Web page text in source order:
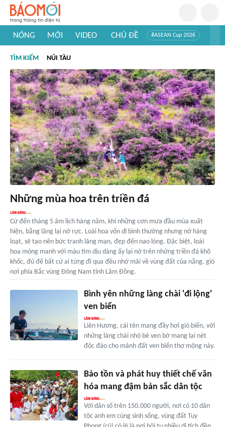
NÓNG MỚI VIDEO CHỦ ĐỀ #ASEAN Cup 2026
#Khám phá thế giới
TÌM KIẾM NÚI TÀU
Những mùa hoa trên triền đá
Cứ đến tháng 5 âm lịch hàng năm, khi những cơn mưa đầu mùa xuất
hiện, bằng lăng lại nở rực. Loài hoa vốn dĩ bình thường nhưng nở hàng
loạt, sẽ tạo nên bức tranh lãng mạn, đẹp đến nao lòng. Đặc biệt, loài
hoa mỏng manh với màu tím dịu dàng ấy lại nở trên những triền đá khô
khốc, đủ để bất cứ ai từng đi qua đều nhớ mãi về vùng đất của nắng, gió
nơi phía Bắc vùng Đông Nam tỉnh Lâm Đồng.
Bình yên những làng chài 'đi lộng'
ven biển
Liên Hương, cái tên mang đầy hơi gió biển, với
những làng chài nhỏ bé ven bờ mang lại nét
độc đáo cho mảnh đất ven biển thơ mộng này.
Bảo tồn và phát huy thiết chế văn
hóa mang đậm bản sắc dân tộc
Với dân số trên 150.000 người, nơi có 10 dân
tộc anh em cùng sinh sống, vùng đất Tuy